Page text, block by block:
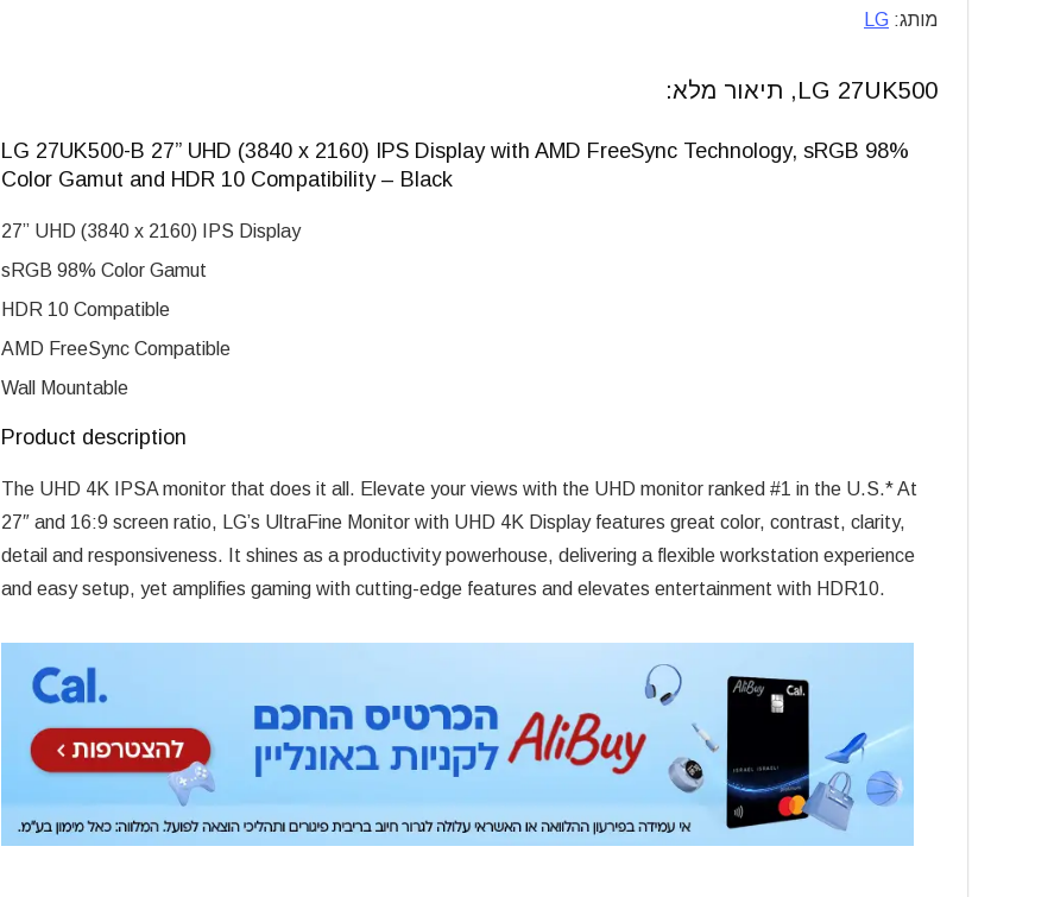
מותג: LG
LG 27UK500, תיאור מלא:
LG 27UK500-B 27” UHD (3840 x 2160) IPS Display with AMD FreeSync Technology, sRGB 98%
Color Gamut and HDR 10 Compatibility – Black
27” UHD (3840 x 2160) IPS Display
sRGB 98% Color Gamut
HDR 10 Compatible
AMD FreeSync Compatible
Wall Mountable
Product description
The UHD 4K IPSA monitor that does it all. Elevate your views with the UHD monitor ranked #1 in the U.S.* At
27″ and 16:9 screen ratio, LG’s UltraFine Monitor with UHD 4K Display features great color, contrast, clarity,
detail and responsiveness. It shines as a productivity powerhouse, delivering a flexible workstation experience
and easy setup, yet amplifies gaming with cutting-edge features and elevates entertainment with HDR10.